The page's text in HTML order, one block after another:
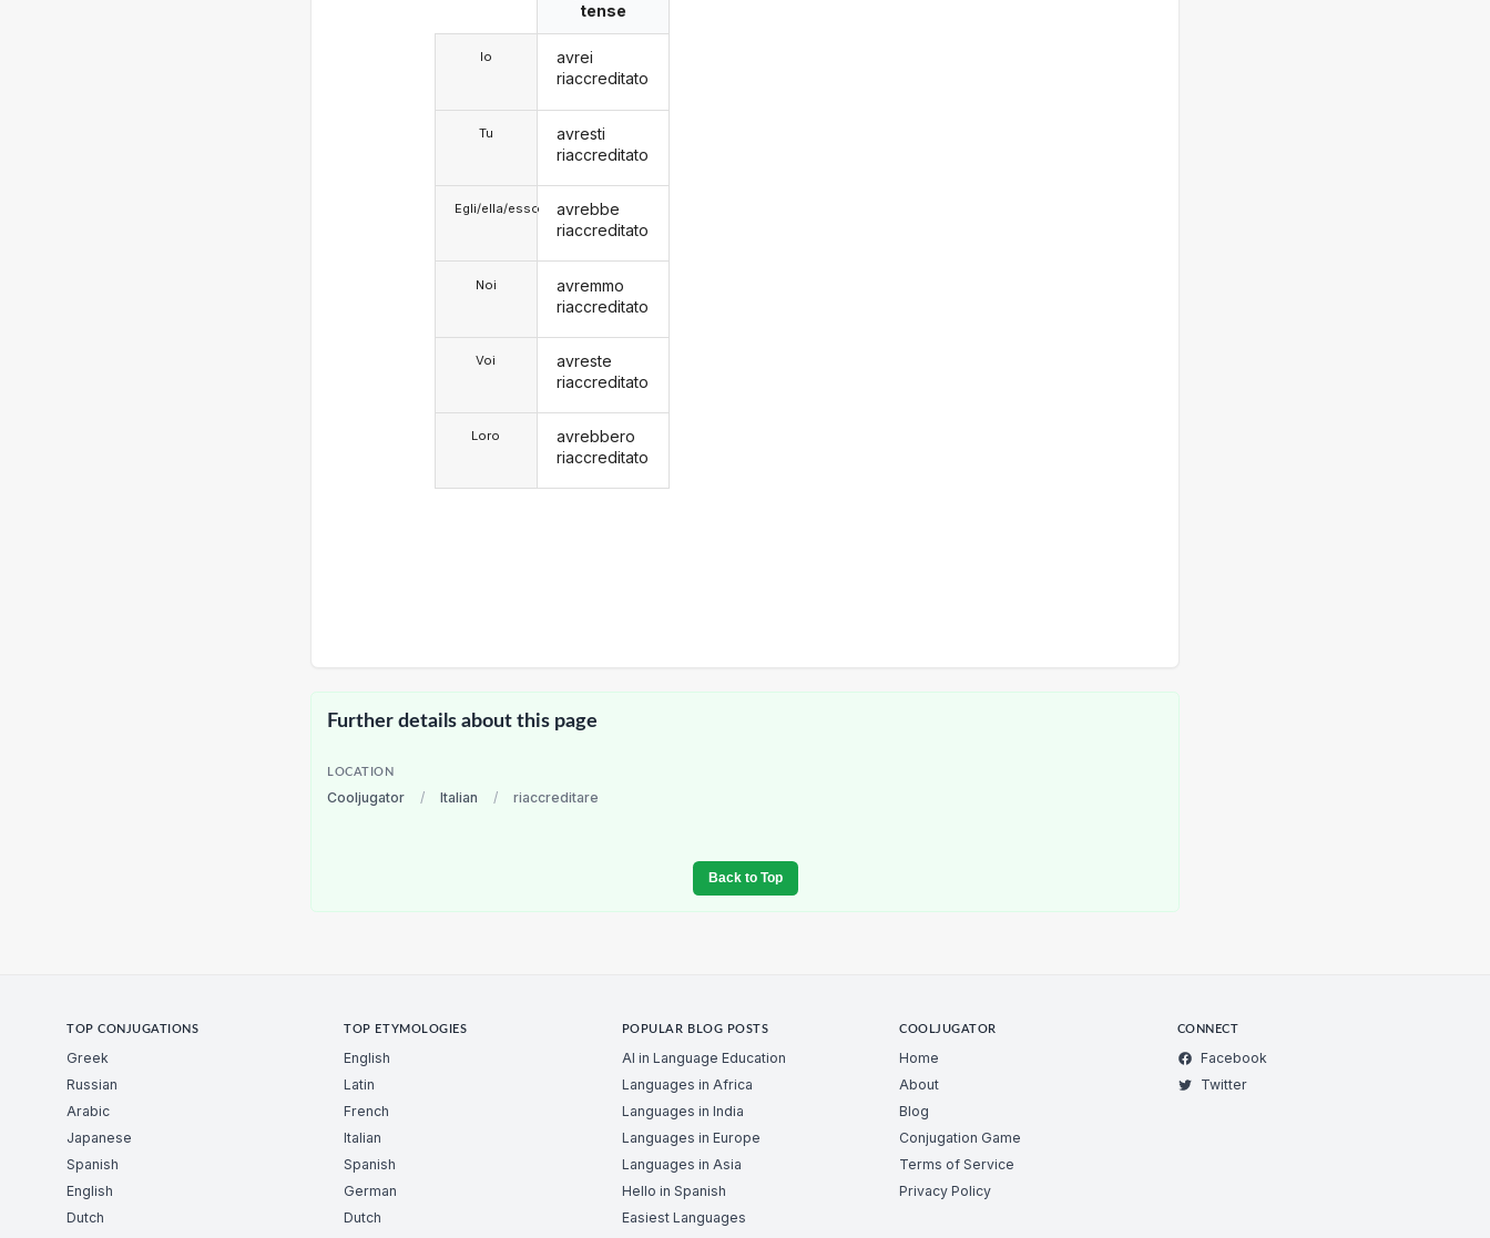
Io
Tu
Egli/ella/esso
Noi
Voi
Loro
tense
avrei
riaccreditato
avresti
riaccreditato
avrebbe
riaccreditato
avremmo
riaccreditato
avreste
riaccreditato
avrebbero
riaccreditato
Further details about this page
LOCATION
Cooljugator / Italian / riaccreditare
Back to Top
TOP CONJUGATIONS
Greek
Russian
Arabic
Japanese
Spanish
English
Dutch
TOP ETYMOLOGIES
English
Latin
French
Italian
Spanish
German
Dutch
POPULAR BLOG POSTS
AI in Language Education
Languages in Africa
Languages in India
Languages in Europe
Languages in Asia
Hello in Spanish
Easiest Languages
COOLJUGATOR
Home
About
Blog
Conjugation Game
Terms of Service
Privacy Policy
CONNECT
Facebook
Twitter